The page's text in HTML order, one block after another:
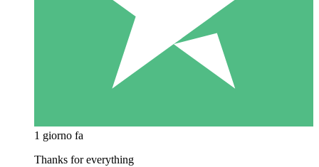
1 giorno fa
Thanks for everything